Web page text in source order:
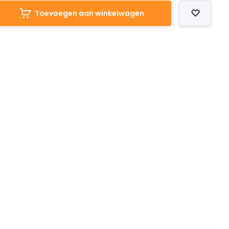
Toevoegen aan winkelwagen